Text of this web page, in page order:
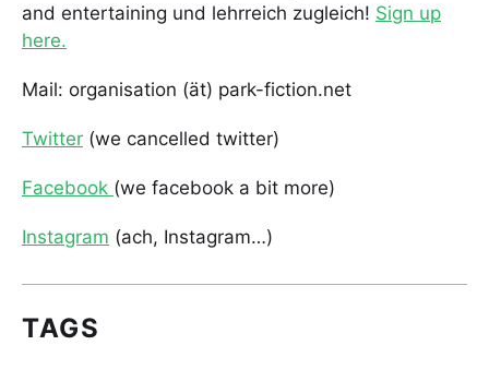
and entertaining und lehrreich zugleich! Sign up
here.
Mail: organisation (ät) park-fiction.net
Twitter (we cancelled twitter)
Facebook (we facebook a bit more)
Instagram (ach, Instagram…)
TAGS